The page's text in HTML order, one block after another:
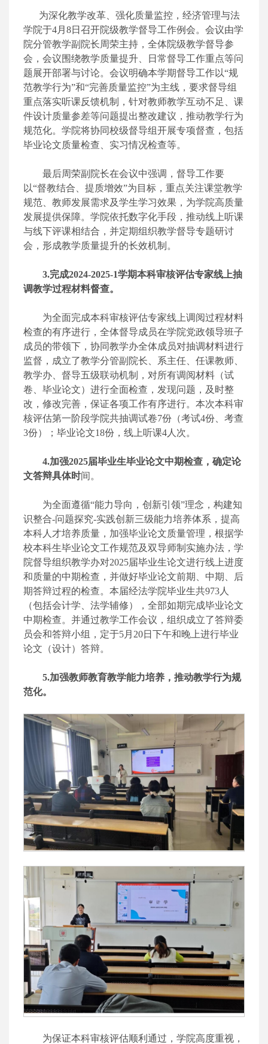
为深化教学改革、强化质量监控，经济管理与法
学院于4月8日召开院级教学督导工作例会。会议由学
院分管教学副院长周荣主持，全体院级教学督导参
会，会议围绕教学质量提升、日常督导工作重点等问
题展开部署与讨论。会议明确本学期督导工作以“规
范教学行为”和“完善质量监控”为主线，要求督导组
重点落实听课反馈机制，针对教师教学互动不足、课
件设计质量参差等问题提出整改建议，推动教学行为
规范化‌。学院将协同校级督导组开展专项督查，包括
毕业论文质量检查、实习情况检查等‌。
最后周荣副院长在会议中强调，督导工作要
以“督教结合、提质增效”为目标，重点关注课堂教学
规范、教师发展需求及学生学习效果，为学院高质量
发展提供保障‌。学院依托数字化手段，推动线上听课
与线下评课相结合，并定期组织教学督导专题研讨
会，形成教学质量提升的长效机制‌。
3.完成2024-2025-1学期本科审核评估专家线上抽
调教学过程材料督查。
为全面完成本科审核评估专家线上调阅过程材料
检查的有序进行，全体督导成员在学院党政领导班子
成员的带领下，协同教学办全体成员对抽调材料进行
监督，成立了教学分管副院长、系主任、任课教师、
教学办、督导五级联动机制，对所有调阅材料（试
卷、毕业论文）进行全面检查，发现问题，及时整
改，修改完善，保证各项工作有序进行。本次本科审
核评估第一阶段学院共抽调试卷7份（考试4份、考查
3份）；毕业论文18份，线上听课4人次。
4.加强2025届毕业生毕业论文中期检查，确定论
文答辩具体时间。
为全面遵循“能力导向，创新引领”理念，构建知
识整合-问题探究-实践创新三级能力培养体系，提高
本科人才培养质量，加强毕业论文质量管理，根据学
校本科生毕业论文工作规范及双导师制实施办法，学
院督导组织教学办对2025届毕业生论文进行线上进度
和质量的中期检查，并做好毕业论文前期、中期、后
期答辩过程的检查。本届经法学院毕业生共973人
（包括会计学、法学辅修），全部如期完成毕业论文
中期检查。并通过教学工作会议，组织成立了答辩委
员会和答辩小组，定于5月20日下午和晚上进行毕业
论文（设计）答辩。
5.加强教师教育教学能力培养，推动教学行为规
范化。
为保证本科审核评估顺利通过，学院高度重视，